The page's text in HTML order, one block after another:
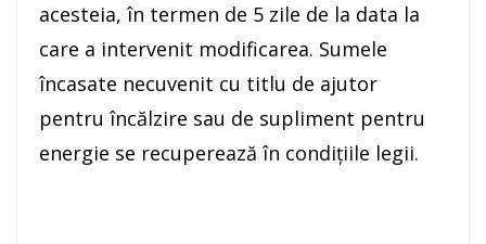
acesteia, în termen de 5 zile de la data la
care a intervenit modificarea. Sumele
încasate necuvenit cu titlu de ajutor
pentru încălzire sau de supliment pentru
energie se recuperează în condițiile legii.